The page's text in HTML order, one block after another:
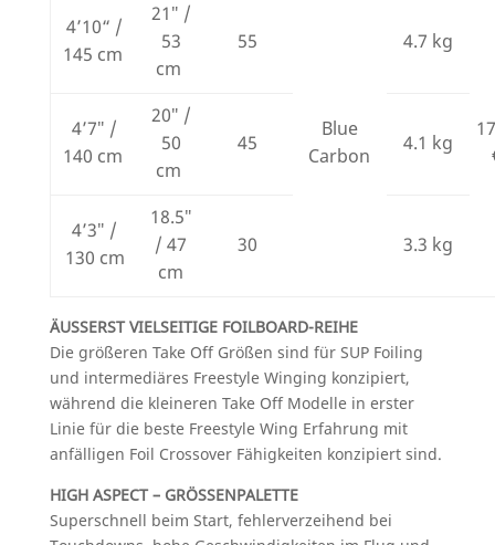
4’10“ /
145 cm
21″ /
53
cm
55
Blue
Carbon
4.7 kg
4’7″ /
140 cm
20″ /
50
cm
45 4.1 kg
4’3″ /
130 cm
18.5″
/ 47
cm
30 3.3 kg
ÄUSSERST VIELSEITIGE FOILBOARD-REIHE
Die größeren Take Off Größen sind für SUP Foiling
und intermediäres Freestyle Winging konzipiert,
während die kleineren Take Off Modelle in erster
Linie für die beste Freestyle Wing Erfahrung mit
anfälligen Foil Crossover Fähigkeiten konzipiert sind.
HIGH ASPECT – GRÖSSENPALETTE
Superschnell beim Start, fehlerverzeihend bei